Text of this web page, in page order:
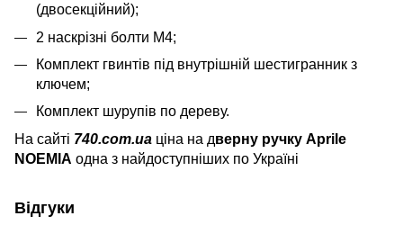
(двосекційний);
2 наскрізні болти M4;
Комплект гвинтів під внутрішній шестигранник з
ключем;
Комплект шурупів по дереву.
На сайті 740.com.ua ціна на дверну ручку Aprile
NOEMIA одна з найдоступніших по Україні
Відгуки